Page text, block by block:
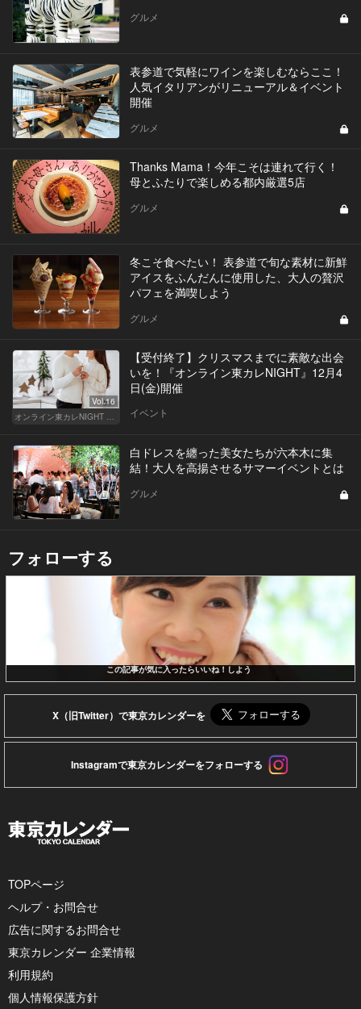
グルメ
表参道で気軽にワインを楽しむならここ！
人気イタリアンがリニューアル＆イベント
開催
グルメ
Thanks Mama！今年こそは連れて行く！
母とふたりで楽しめる都内厳選5店
グルメ
冬こそ食べたい！ 表参道で旬な素材に新鮮
アイスをふんだんに使用した、大人の贅沢
パフェを満喫しよう
グルメ
Vol.16
【受付終了】クリスマスまでに素敵な出会
いを！『オンライン東カレNIGHT』12月4
日(金)開催
イベント
白ドレスを纏った美女たちが六本木に集
結！大人を高揚させるサマーイベントとは
グルメ
フォローする
この記事が気に入ったらいいね！しよう
X（旧Twitter）で東京カレンダーを
Instagramで東京カレンダーをフォローする
TOPページ
ヘルプ・お問合せ
広告に関するお問合せ
東京カレンダー 企業情報
利用規約
個人情報保護方針